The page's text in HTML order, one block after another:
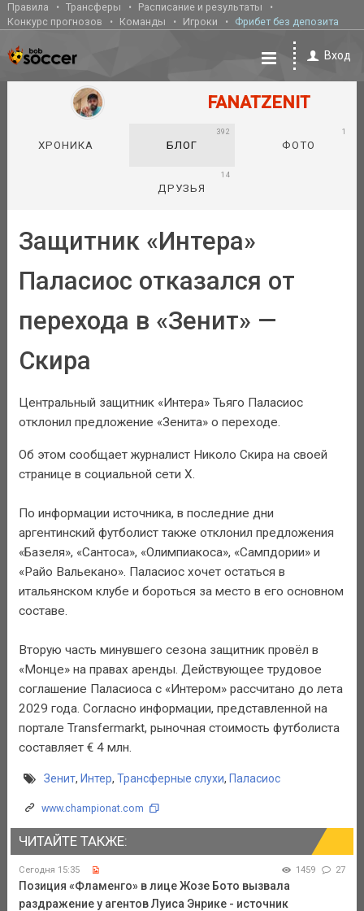
Правила Трансферы
Расписание и результаты
Конкурс прогнозов
Команды Игроки Фрибет без депозита
Вход
FANATZENIT
ХРОНИКА БЛОГ
392
ФОТО
1
ДРУЗЬЯ
14
Защитник «Интера»
Паласиос отказался от
перехода в «Зенит» —
Скира
Центральный защитник «Интера» Тьяго Паласиос
отклонил предложение «Зенита» о переходе.
Об этом сообщает журналист Николо Скира на своей
странице в социальной сети X.
По информации источника, в последние дни
аргентинский футболист также отклонил предложения
«Базеля», «Сантоса», «Олимпиакоса», «Сампдории» и
«Райо Вальекано». Паласиос хочет остаться в
итальянском клубе и бороться за место в его основном
составе.
Вторую часть минувшего сезона защитник провёл в
«Монце» на правах аренды. Действующее трудовое
соглашение Паласиоса с «Интером» рассчитано до лета
2029 года. Согласно информации, представленной на
портале Transfermarkt, рыночная стоимость футболиста
составляет € 4 млн.
Зенит, Интер, Трансферные слухи, Паласиос
www.championat.com
ЧИТАЙТЕ ТАКЖЕ:
Сегодня 15:35 1459 27
Позиция «Фламенго» в лице Жозе Бото вызвала
раздражение у агентов Луиса Энрике - источник